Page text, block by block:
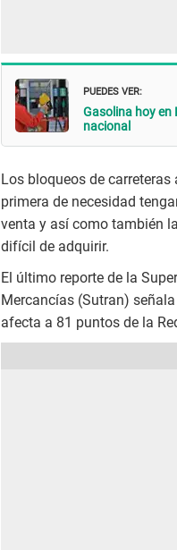
PUEDES VER:
Gasolina hoy en
nacional
Los bloqueos de
primera de necesidad
venta y así como también
difícil de adquirir.
El último reporte de la
Mercancías (Sutran)
afecta a 81 puntos de la